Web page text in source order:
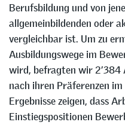
Berufsbildung und von
allgemeinbildenden oder
vergleichbar ist. Um zu
Ausbildungswege im
wird, befragten wir 2’384
nach ihren Präferenzen
Ergebnisse zeigen, dass
Einstiegspositionen